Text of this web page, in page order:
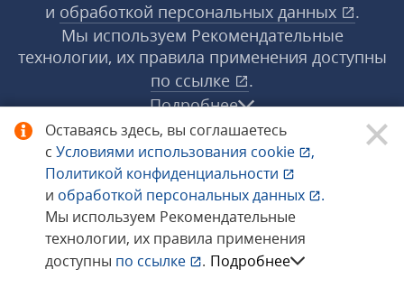
Оставаясь здесь, вы соглашаетесь
с Условиями использования cookie
,
Политикой конфиденциальности
и обработкой персональных данных
.
Мы используем Рекомендательные
технологии, их правила применения
доступны по ссылке . Подробнее
и обработкой персональных данных
.
Мы используем Рекомендательные
технологии, их правила применения доступны
по ссылке
.
Подробнее
© 1998−2026 «1С‑Рарус» ®. Все права
защищены.
Сообщить об ошибке